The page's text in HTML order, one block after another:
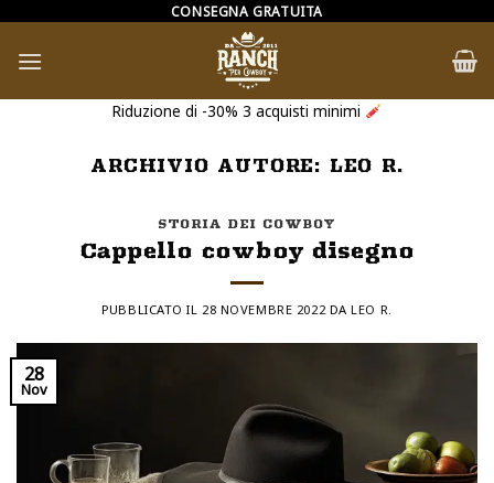
contenuti
CONSEGNA GRATUITA
Riduzione di -30% 3 acquisti minimi
ARCHIVIO AUTORE: LEO R.
STORIA DEI COWBOY
Cappello cowboy disegno
PUBBLICATO IL 28 NOVEMBRE 2022 DALEO R.
28
Nov